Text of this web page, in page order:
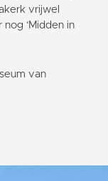
vrijwel
‘Midden in
van